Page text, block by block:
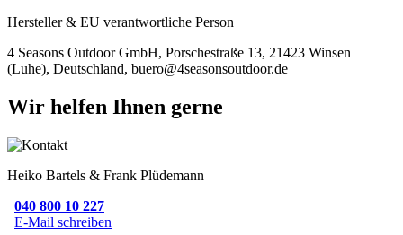
Hersteller & EU verantwortliche Person
4 Seasons Outdoor GmbH, Porschestraße 13, 21423 Winsen
(Luhe), Deutschland, buero@4seasonsoutdoor.de
Wir helfen Ihnen gerne
Heiko Bartels & Frank Plüdemann
040 800 10 227
E-Mail schreiben